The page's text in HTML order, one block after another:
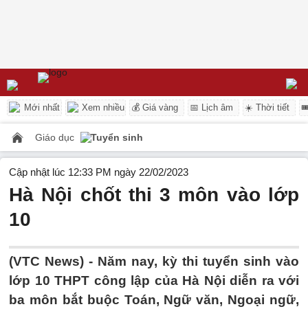
Mới nhất Xem nhiều 💰 Giá vàng 📅 Lịch âm ☀️ Thời tiết
Giáo dục Tuyển sinh
Cập nhật lúc 12:33 PM ngày 22/02/2023
Hà Nội chốt thi 3 môn vào lớp
10
(VTC News) - Năm nay, kỳ thi tuyển sinh vào
lớp 10 THPT công lập của Hà Nội diễn ra với
ba môn bắt buộc Toán, Ngữ văn, Ngoại ngữ,